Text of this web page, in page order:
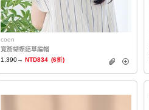
coen
寬簷蝴蝶結草編帽
1,390→ NTD834 (6折)